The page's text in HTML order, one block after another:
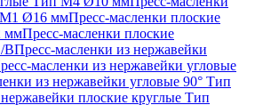
M1 Ø16 ммПресс-масленки плоские
ммПресс-масленки плоские
BПресс-масленки из нержавейки
масленки из нержавейки угловые
из нержавейки угловые 90° Тип
плоские круглые Тип